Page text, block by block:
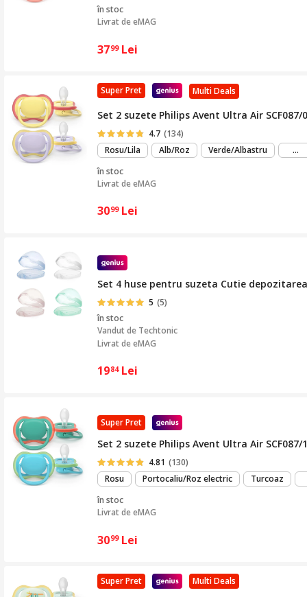
în stoc
Livrat deeMAG
3799 Lei
Multi Deals
Super Pret
Set 2 suzete Philips Avent Ultra Air
4.7 (134)
Rosu/Lila
Alb/Roz Verde/Albastru ...
în stoc
Livrat deeMAG
3099 Lei
Set 4 huse pentru suzeta Cutie
5 (5)
în stoc
Vandut de Techtonic
Livrat de eMAG
1984 Lei
Super Pret
Set 2 suzete Philips Avent Ultra Air
4.81 (130)
Rosu
Portocaliu/Roz electric
Turcoaz
în stoc
Livrat deeMAG
3099 Lei
Multi Deals
Super Pret